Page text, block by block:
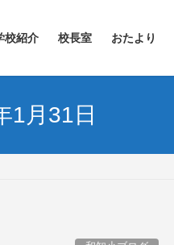
校紹介 校長室 おたより
1月31日